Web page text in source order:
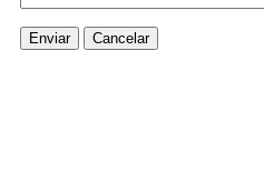
Enviar Cancelar